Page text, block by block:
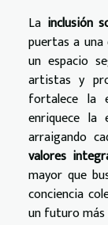
La inclusión
puertas a
un espacio
artistas y
fortalece la
enriquece la
arraigando
valores
mayor que
conciencia
un futuro más